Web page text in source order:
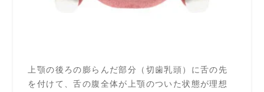
上顎の後ろの膨らんだ部分（切歯乳頭）に舌の先
を付けて、舌の腹全体が上顎のついた状態が理想